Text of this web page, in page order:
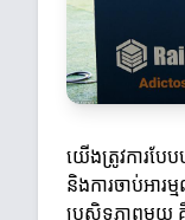
យើងត្រូវការបែ
និងការចាប់អា
ប្រសិទ្ធភាពមួយ